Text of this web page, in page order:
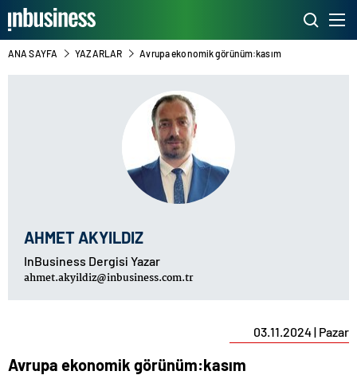
ANA SAYFA YAZARLAR Avrupa ekonomik görünüm:kasım
AHMET AKYILDIZ
InBusiness Dergisi Yazar
ahmet.akyildiz@inbusiness.com.tr
03.11.2024 | Pazar
Avrupa ekonomik görünüm:kasım